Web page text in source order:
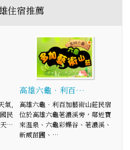
住宿推薦
氣,
民
…
高雄六龜．利百…
高雄六龜．利百加藝術山莊民宿
位於高雄六龜荖濃溪旁，鄰近寶
來溫泉、六龜彩蝶谷、荖濃溪、
新威苗圃、…